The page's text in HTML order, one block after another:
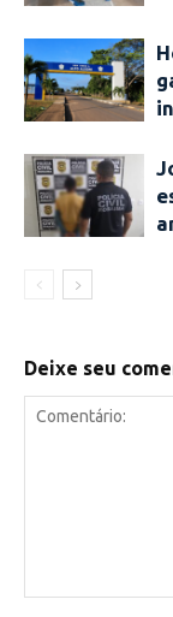
Deixe seu